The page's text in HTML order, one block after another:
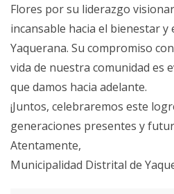
Flores por su liderazgo
incansable hacia el bienestar y
Yaquerana. Su compromiso
vida de nuestra comunidad es
que damos hacia adelante.
¡Juntos, celebraremos este
generaciones presentes y
Atentamente,
Municipalidad Distrital de